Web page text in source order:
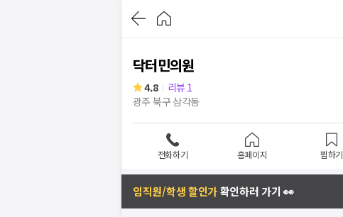
닥터민의원
4.8 리뷰 1
광주 북구 삼각동
전화하기 홈페이지 찜하기
임직원/학생 할인가확인하러 가기 👀